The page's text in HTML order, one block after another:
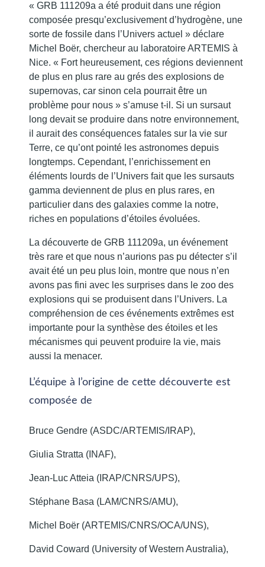
« GRB 111209a a été produit dans une région
composée presqu’exclusivement d’hydrogène, une
sorte de fossile dans l’Univers actuel » déclare
Michel Boër, chercheur au laboratoire ARTEMIS à
Nice. « Fort heureusement, ces régions deviennent
de plus en plus rare au grés des explosions de
supernovas, car sinon cela pourrait être un
problème pour nous » s’amuse t-il. Si un sursaut
long devait se produire dans notre environnement,
il aurait des conséquences fatales sur la vie sur
Terre, ce qu’ont pointé les astronomes depuis
longtemps. Cependant, l’enrichissement en
éléments lourds de l’Univers fait que les sursauts
gamma deviennent de plus en plus rares, en
particulier dans des galaxies comme la notre,
riches en populations d’étoiles évoluées.
La découverte de GRB 111209a, un événement
très rare et que nous n’aurions pas pu détecter s’il
avait été un peu plus loin, montre que nous n’en
avons pas fini avec les surprises dans le zoo des
explosions qui se produisent dans l’Univers. La
compréhension de ces événements extrêmes est
importante pour la synthèse des étoiles et les
mécanismes qui peuvent produire la vie, mais
aussi la menacer.
L’équipe à l’origine de cette découverte est
composée de
Bruce Gendre (ASDC/ARTEMIS/IRAP),
Giulia Stratta (INAF),
Jean-Luc Atteia (IRAP/CNRS/UPS),
Stéphane Basa (LAM/CNRS/AMU),
Michel Boër (ARTEMIS/CNRS/OCA/UNS),
David Coward (University of Western Australia),